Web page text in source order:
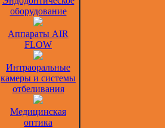
оборудование
Аппараты AIR
FLOW
Интраоральные
камеры и системы
отбеливания
Медицинская
оптика